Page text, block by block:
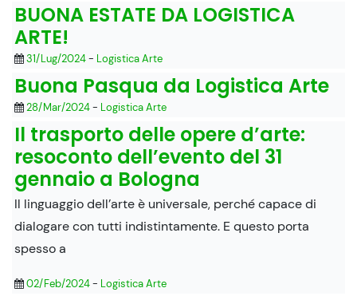
BUONA ESTATE DA LOGISTICA
ARTE!
31/Lug/2024- Logistica Arte
Buona Pasqua da Logistica Arte
28/Mar/2024- Logistica Arte
Il trasporto delle opere d’arte:
resoconto dell’evento del 31
gennaio a Bologna
Il linguaggio dell’arte è universale, perché capace di
dialogare con tutti indistintamente. E questo porta
spesso a
02/Feb/2024- Logistica Arte